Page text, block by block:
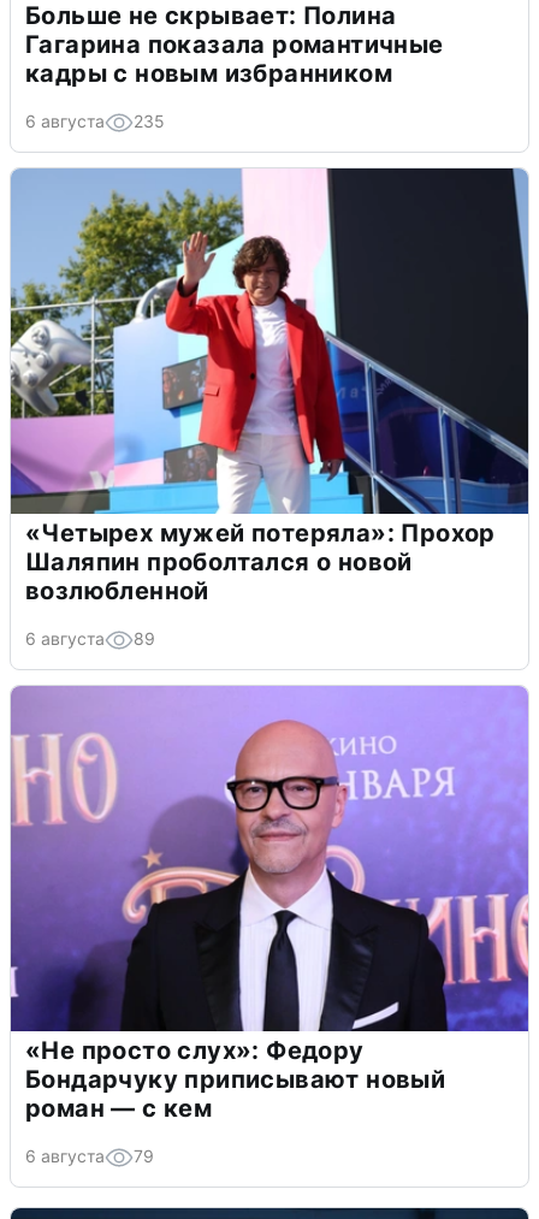
Больше не скрывает: Полина
Гагарина показала романтичные
кадры с новым избранником
6 августа 235
«Четырех мужей потеряла»: Прохор
Шаляпин проболтался о новой
возлюбленной
6 августа 89
«Не просто слух»: Федору
Бондарчуку приписывают новый
роман — с кем
6 августа 79